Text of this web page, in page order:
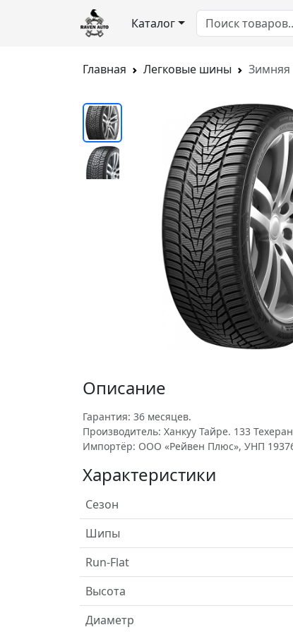
Каталог
Главная Легковые шины Зимняя
Описание
Гарантия: 36 месяцев.
Производитель: Ханкуу Тайре. 133
Импортёр: ООО «Рейвен Плюс», УНП
Характеристики
Сезон
Шипы
Run-Flat
Высота
Диаметр